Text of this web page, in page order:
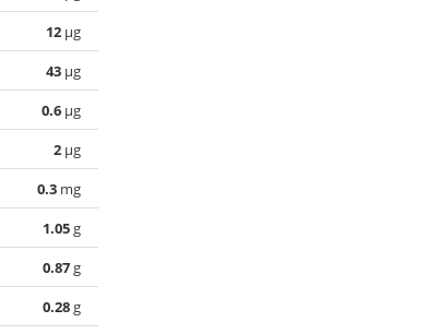
12 µg
43 µg
0.6 µg
2 µg
0.3 mg
1.05g
0.87g
0.28g